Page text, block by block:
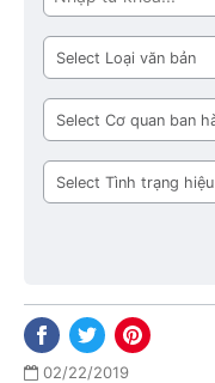
Loại
văn
bản
Cơ
quan
ban
hành
Tình
trạng
02/22/2019